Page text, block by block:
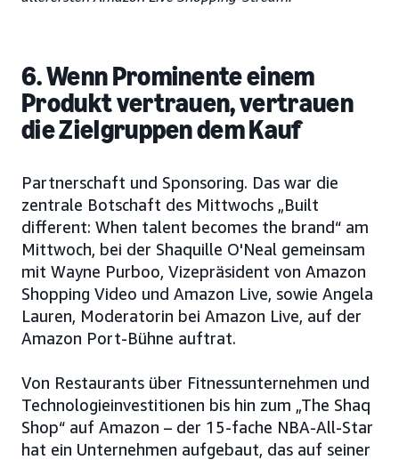
6. Wenn Prominente einem
Produkt vertrauen, vertrauen
die Zielgruppen dem Kauf
Partnerschaft und Sponsoring. Das war die
zentrale Botschaft des Mittwochs „Built
different: When talent becomes the brand“ am
Mittwoch, bei der Shaquille O'Neal gemeinsam
mit Wayne Purboo, Vizepräsident von Amazon
Shopping Video und Amazon Live, sowie Angela
Lauren, Moderatorin bei Amazon Live, auf der
Amazon Port-Bühne auftrat.
Von Restaurants über Fitnessunternehmen und
Technologieinvestitionen bis hin zum „The Shaq
Shop“ auf Amazon – der 15-fache NBA-All-Star
hat ein Unternehmen aufgebaut, das auf seiner